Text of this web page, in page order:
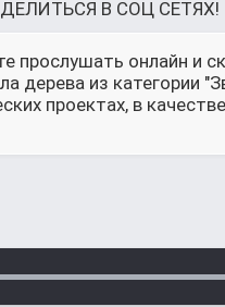
В СОЦ СЕТЯХ!
прослушать онлайн и
дерева из категории
проектах, в